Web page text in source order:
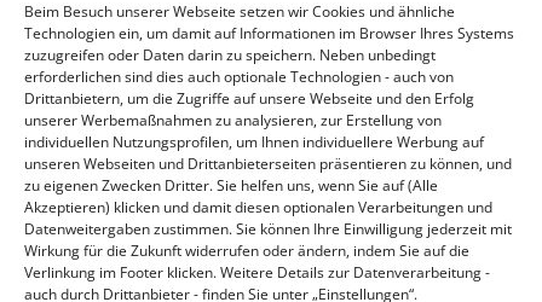
Beim Besuch unserer Webseite setzen wir Cookies und ähnliche
Technologien ein, um damit auf Informationen im Browser Ihres Systems
zuzugreifen oder Daten darin zu speichern. Neben unbedingt
erforderlichen sind dies auch optionale Technologien - auch von
Drittanbietern, um die Zugriffe auf unsere Webseite und den Erfolg
unserer Werbemaßnahmen zu analysieren, zur Erstellung von
individuellen Nutzungsprofilen, um Ihnen individuellere Werbung auf
unseren Webseiten und Drittanbieterseiten präsentieren zu können, und
zu eigenen Zwecken Dritter. Sie helfen uns, wenn Sie auf (Alle
Akzeptieren) klicken und damit diesen optionalen Verarbeitungen und
Datenweitergaben zustimmen. Sie können Ihre Einwilligung jederzeit mit
Wirkung für die Zukunft widerrufen oder ändern, indem Sie auf die
Verlinkung im Footer klicken. Weitere Details zur Datenverarbeitung -
auch durch Drittanbieter - finden Sie unter „Einstellungen“.
ADRESSE
KLINGER Kempchen GmbH
Im Waldteich 21 » D-46147 Oberhausen
T +49 208-8482-0 » F +49 208-8482-285
info@klinger-kempchen.de